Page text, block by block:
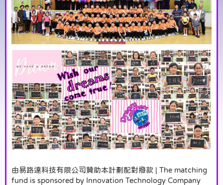
由易路達科技有限公司贊助本計劃配對撥款 | The matching
fund is sponsored by Innovation Technology Company